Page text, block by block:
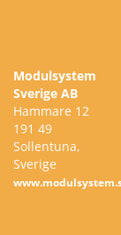
Modulsystem
Sverige AB
Hammare 12
191 49
Sollentuna,
Sverige